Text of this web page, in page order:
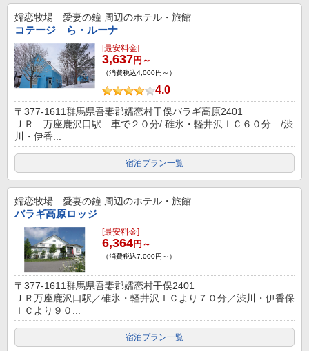
嬬恋牧場 愛妻の鐘 周辺のホテル・旅館
コテージ ら・ルーナ
[最安料金]
3,637円～
（消費税込4,000円～）
4.0
〒377-1611群馬県吾妻郡嬬恋村干俣バラギ高原2401
ＪＲ 万座鹿沢口駅 車で２０分/ 碓氷・軽井沢ＩＣ６０分 /渋
川・伊香...
宿泊プラン一覧
嬬恋牧場 愛妻の鐘 周辺のホテル・旅館
バラギ高原ロッジ
[最安料金]
6,364円～
（消費税込7,000円～）
〒377-1611群馬県吾妻郡嬬恋村干俣2401
ＪＲ万座鹿沢口駅／碓氷・軽井沢ＩＣより７０分／渋川・伊香保
ＩＣより９０...
宿泊プラン一覧